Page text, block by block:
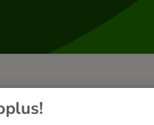
¿Puedo